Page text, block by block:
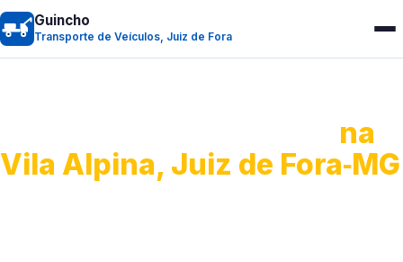
Guincho
Transporte de Veículos, Juiz de Fora
na
Vila Alpina, Juiz de Fora‑MG